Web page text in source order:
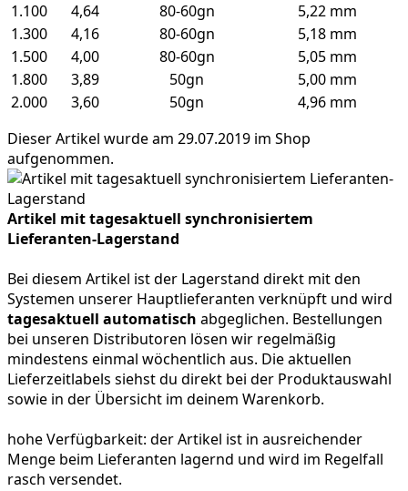
1.100
4,64 80-60gn
5,22 mm
1.300
4,16 80-60gn
5,18 mm
1.500
4,00 80-60gn
5,05 mm
1.800
3,89 50gn
5,00 mm
2.000
3,60 50gn
4,96 mm
Dieser Artikel wurde am 29.07.2019 im Shop
aufgenommen.
Artikel mit tagesaktuell synchronisiertem
Lieferanten-Lagerstand
Bei diesem Artikel ist der Lagerstand direkt mit den
Systemen unserer Hauptlieferanten verknüpft und wird
tagesaktuell automatisch abgeglichen. Bestellungen
bei unseren Distributoren lösen wir regelmäßig
mindestens einmal wöchentlich aus. Die aktuellen
Lieferzeitlabels siehst du direkt bei der Produktauswahl
sowie in der Übersicht im deinem Warenkorb.
hohe Verfügbarkeit: der Artikel ist in ausreichender
Menge beim Lieferanten lagernd und wird im Regelfall
rasch versendet.